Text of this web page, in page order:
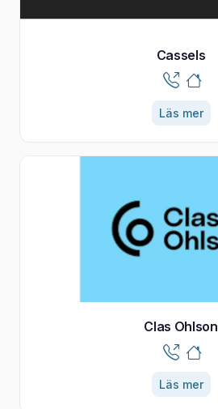
Cassels
Läs mer
Clas Ohlson
Läs mer